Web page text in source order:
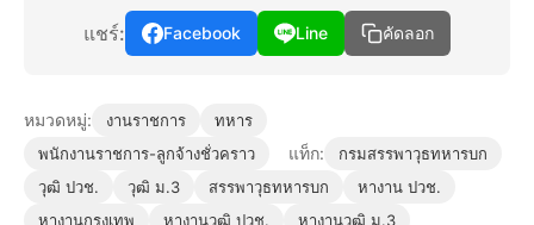
แชร์: Facebook Line คัดลอก
หมวดหมู่: งานราชการ
ทหาร
พนักงานราชการ-ลูกจ้างชั่วคราว
แท็ก:
กรมสรรพาวุธทหารบก
วุฒิ ปวช.
วุฒิ ม.3 สรรพาวุธทหารบก
หางาน ปวช.
หางานกรุงเทพ
หางานวุฒิ ปวช. หางานวุฒิ ม.3